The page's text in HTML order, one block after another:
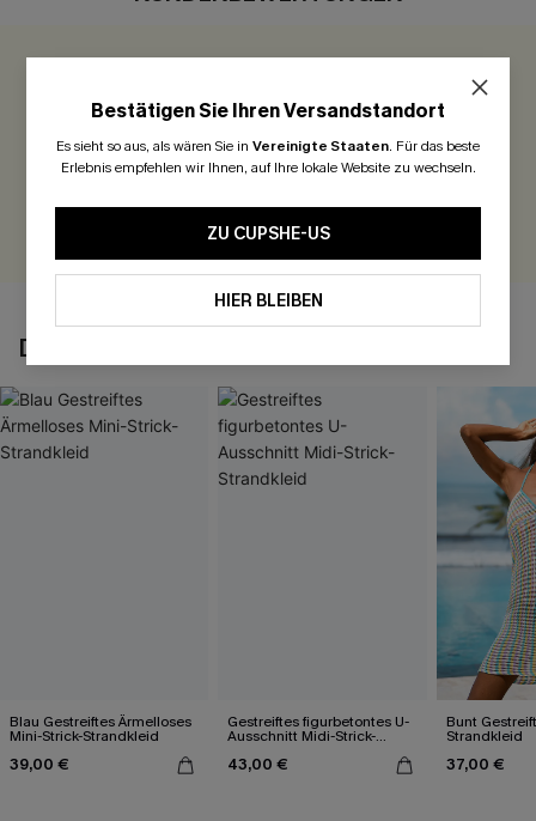
Seien Sie der Erste, der bewertet
300 Punkte für Ihre Bewertung!
BEWERTEN
DAS KÖNNTE IHNEN AUCH GEFALLEN
Blau Gestreiftes Ärmelloses
Mini-Strick-Strandkleid
39,00 €
Gestreiftes figurbetontes U-
Ausschnitt Midi-Strick-
43,00 €
Bunt
Strandkleid
37,00 €
Bestätigen Sie Ihren Versandstandort
Es sieht so aus, als wären Sie in Vereinigte Staaten. Für das beste
Erlebnis empfehlen wir Ihnen, auf Ihre lokale Website zu wechseln.
ZU CUPSHE-US
HIER BLEIBEN